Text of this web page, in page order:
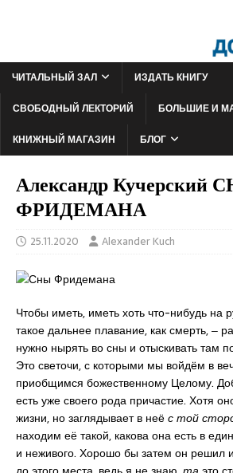
ЧИТАЛЬНЫЙ ЗАЛ
ИЗДАТЬ КНИГУ
СВОБОДНЫЙ ЛЕКТОРИЙ
БОЛЬШИЕ И
КНИЖНЫЙ МАГАЗИН
БЛОГ
Александр Кучерский
ФРИДЕМАНА
25.11.2020 Alexander Kuch
Чтобы иметь, иметь хоть что-нибудь на
такое дальнее плавание, как смерть, ‒
нужно нырять во сны и отыскивать там
Это светочи, с которыми мы войдём в
приобщимся божественному Целому.
есть уже своего рода причастие. Хотя
жизни, но заглядывает в неёс той
находим её такой, какова она есть в
и неживого. Хорошо бы затем он решил